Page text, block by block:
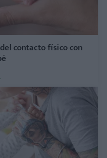
contacto físico con